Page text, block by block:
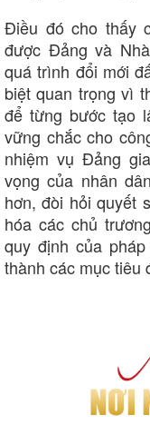
Doanh nghiệp
Thông tin doanh
Doanh nghiệp 24h
Doanh nhân
Vì cộng đồng
Điều đó cho thấy
được Đảng và
quá trình đổi mới
biệt quan trọng vì
để từng bước tạo
vững chắc cho
nhiệm vụ Đảng
vọng của nhân
hơn, đòi hỏi quyết
hóa các chủ
quy định của
thành các mục tiêu